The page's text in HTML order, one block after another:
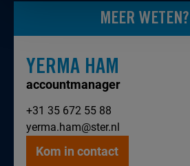
MEER WETEN?
YERMA HAM
accountmanager
+31 35 672 55 88
yerma.ham@ster.nl
Kom in contact